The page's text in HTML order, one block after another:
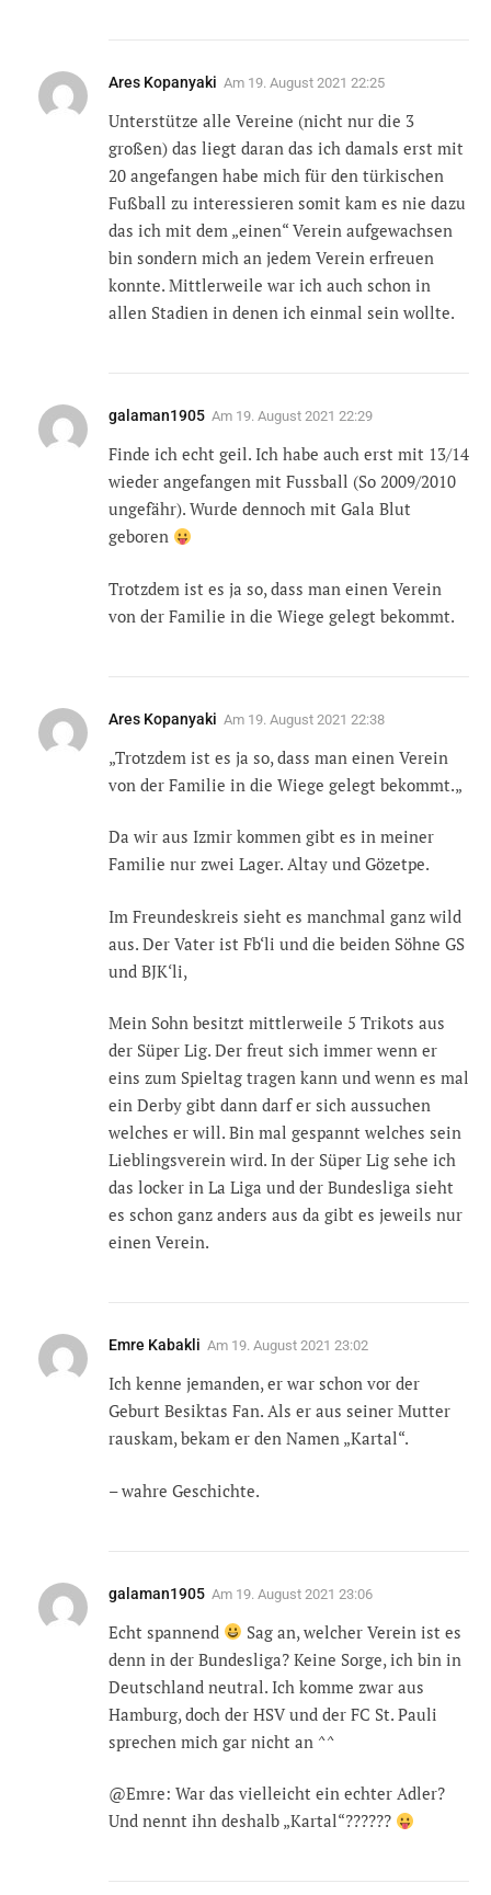
Ares Kopanyaki Am 19. August 2021 22:25
Unterstütze alle Vereine (nicht nur die 3
großen) das liegt daran das ich damals erst mit
20 angefangen habe mich für den türkischen
Fußball zu interessieren somit kam es nie dazu
das ich mit dem „einen“ Verein aufgewachsen
bin sondern mich an jedem Verein erfreuen
konnte. Mittlerweile war ich auch schon in
allen Stadien in denen ich einmal sein wollte.
galaman1905 Am 19. August 2021 22:29
Finde ich echt geil. Ich habe auch erst mit 13/14
wieder angefangen mit Fussball (So 2009/2010
ungefähr). Wurde dennoch mit Gala Blut
geboren
Trotzdem ist es ja so, dass man einen Verein
von der Familie in die Wiege gelegt bekommt.
Ares Kopanyaki Am 19. August 2021 22:38
„Trotzdem ist es ja so, dass man einen Verein
von der Familie in die Wiege gelegt bekommt.„
Da wir aus Izmir kommen gibt es in meiner
Familie nur zwei Lager. Altay und Gözetpe.
Im Freundeskreis sieht es manchmal ganz wild
aus. Der Vater ist Fb‘li und die beiden Söhne GS
und BJK‘li,
Mein Sohn besitzt mittlerweile 5 Trikots aus
der Süper Lig. Der freut sich immer wenn er
eins zum Spieltag tragen kann und wenn es mal
ein Derby gibt dann darf er sich aussuchen
welches er will. Bin mal gespannt welches sein
Lieblingsverein wird. In der Süper Lig sehe ich
das locker in La Liga und der Bundesliga sieht
es schon ganz anders aus da gibt es jeweils nur
einen Verein.
Emre Kabakli Am 19. August 2021 23:02
Ich kenne jemanden, er war schon vor der
Geburt Besiktas Fan. Als er aus seiner Mutter
rauskam, bekam er den Namen „Kartal“.
– wahre Geschichte.
galaman1905 Am 19. August 2021 23:06
Echt spannend
Sag an, welcher Verein ist es
denn in der Bundesliga? Keine Sorge, ich bin in
Deutschland neutral. Ich komme zwar aus
Hamburg, doch der HSV und der FC St. Pauli
sprechen mich gar nicht an ^^
@Emre: War das vielleicht ein echter Adler?
Und nennt ihn deshalb „Kartal“??????